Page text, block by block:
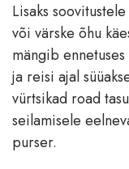
Lisaks
või värske õhu
mängib
ja reisi ajal
vürtsikad road
seilamisele
purser.